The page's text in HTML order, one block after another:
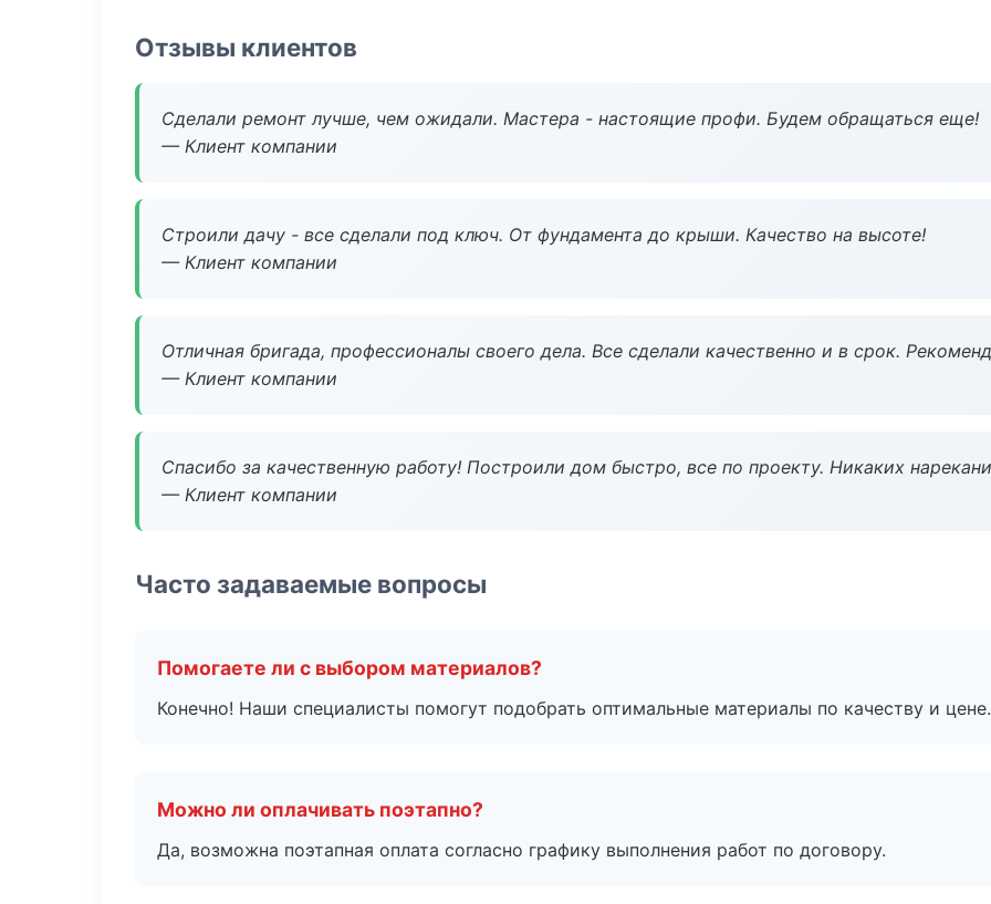
Отзывы клиентов
Сделали ремонт лучше, чем ожидали. Мастера - настоящие профи. Будем обращаться еще!
— Клиент компании
Строили дачу - все сделали под ключ. От фундамента до крыши. Качество на высоте!
— Клиент компании
Отличная бригада, профессионалы своего дела. Все сделали качественно и в срок.
— Клиент компании
Спасибо за качественную работу! Построили дом быстро, все по проекту. Никаких
— Клиент компании
Часто задаваемые вопросы
Помогаете ли с выбором материалов?
Конечно! Наши специалисты помогут подобрать оптимальные материалы по качеству и цене.
Можно ли оплачивать поэтапно?
Да, возможна поэтапная оплата согласно графику выполнения работ по договору.